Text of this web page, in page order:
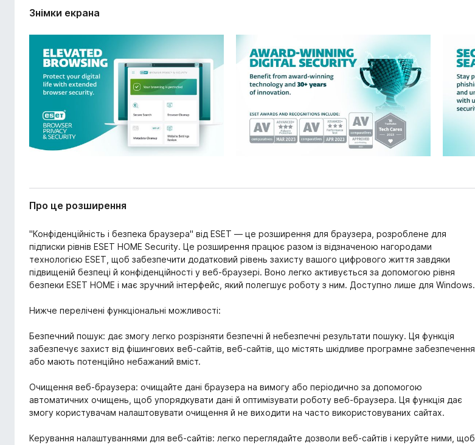
е
Знімки екрана
Про це розширення
"Конфіденційність і безпека браузера" від ESET — це розширення для браузера, розроблене для
підписки рівнів ESET HOME Security. Це розширення працює разом із відзначеною нагородами
технологією ESET, щоб забезпечити додатковий рівень захисту вашого цифрового життя завдяки
підвищеній безпеці й конфіденційності у веб-браузері. Воно легко активується за допомогою рівня
безпеки ESET HOME і має зручний інтерфейс, який полегшує роботу з ним. Доступно лише для Windows.
Нижче перелічені функціональні можливості:
Безпечний пошук: дає змогу легко розрізняти безпечні й небезпечні результати пошуку. Ця функція
забезпечує захист від фішингових веб-сайтів, веб-сайтів, що містять шкідливе програмне забезпечення
або мають потенційно небажаний вміст.
Очищення веб-браузера: очищайте дані браузера на вимогу або періодично за допомогою
автоматичних очищень, щоб упорядкувати дані й оптимізувати роботу веб-браузера. Ця функція дає
змогу користувачам налаштовувати очищення й не виходити на часто використовуваних сайтах.
Керування налаштуваннями для веб-сайтів: легко переглядайте дозволи веб-сайтів і керуйте ними, щоб